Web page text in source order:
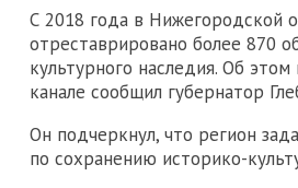
С 2018 года в Нижегородской
отреставрировано более 870
культурного наследия. Об
канале сообщил губернатор
Он подчеркнул, что регион
по сохранению историко-